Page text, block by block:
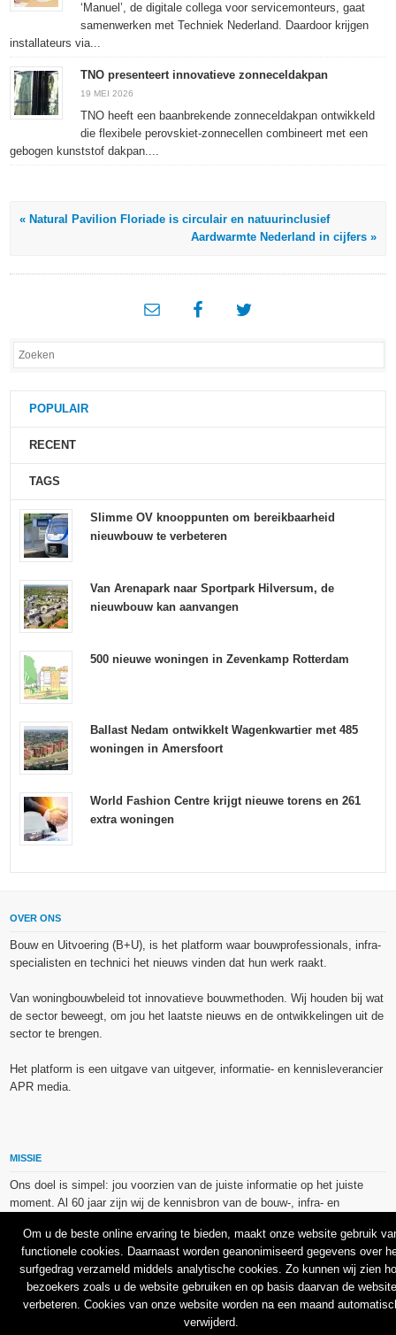
‘Manuel’, de digitale collega voor servicemonteurs, gaat
samenwerken met Techniek Nederland. Daardoor krijgen
installateurs via...
TNO presenteert innovatieve zonneceldakpan
19 MEI 2026
TNO heeft een baanbrekende zonneceldakpan ontwikkeld
die flexibele perovskiet-zonnecellen combineert met een
gebogen kunststof dakpan....
« Natural Pavilion Floriade is circulair en natuurinclusief
Aardwarmte Nederland in cijfers »
POPULAIR
RECENT
TAGS
Slimme OV knooppunten om bereikbaarheid
nieuwbouw te verbeteren
Van Arenapark naar Sportpark Hilversum, de
nieuwbouw kan aanvangen
500 nieuwe woningen in Zevenkamp Rotterdam
Ballast Nedam ontwikkelt Wagenkwartier met 485
woningen in Amersfoort
World Fashion Centre krijgt nieuwe torens en 261
extra woningen
OVER ONS
Bouw en Uitvoering (B+U), is het platform waar bouwprofessionals, infra-
specialisten en technici het nieuws vinden dat hun werk raakt.
Van woningbouwbeleid tot innovatieve bouwmethoden. Wij houden bij wat
de sector beweegt, om jou het laatste nieuws en de ontwikkelingen uit de
sector te brengen.
Het platform is een uitgave van uitgever, informatie- en kennisleverancier
APR media.
MISSIE
Ons doel is simpel: jou voorzien van de juiste informatie op het juiste
moment. Al 60 jaar zijn wij de kennisbron van de bouw-, infra- en
De op dit platform gebruikte afbeeldingen, illustraties en foto’s zijn ofwel
vrij van rechten verkregen via de bron van het betreffende bericht, of
binnen de aan APR media (groep) of BU media verschafte licentie(s) en
de daarmee verkregen rechten aangekocht bij Shutterstock en/of 123RF.
Om u de beste online ervaring te bieden, maakt onze website gebruik
functionele cookies. Daarnaast worden geanonimiseerd gegevens over
surfgedrag verzameld middels analytische cookies. Zo kunnen wij zien
bezoekers zoals u de website gebruiken en op basis daarvan de website
verbeteren. Cookies van onze website worden na een maand
verwijderd.